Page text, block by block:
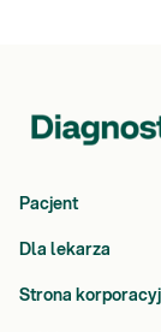
Pacjent
Dla lekarza
Strona